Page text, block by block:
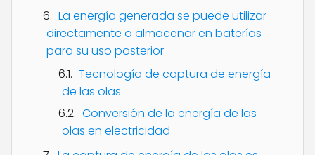
La energía generada se puede utilizar
directamente o almacenar en baterías
para su uso posterior
Tecnología de captura de energía
de las olas
Conversión de la energía de las
olas en electricidad